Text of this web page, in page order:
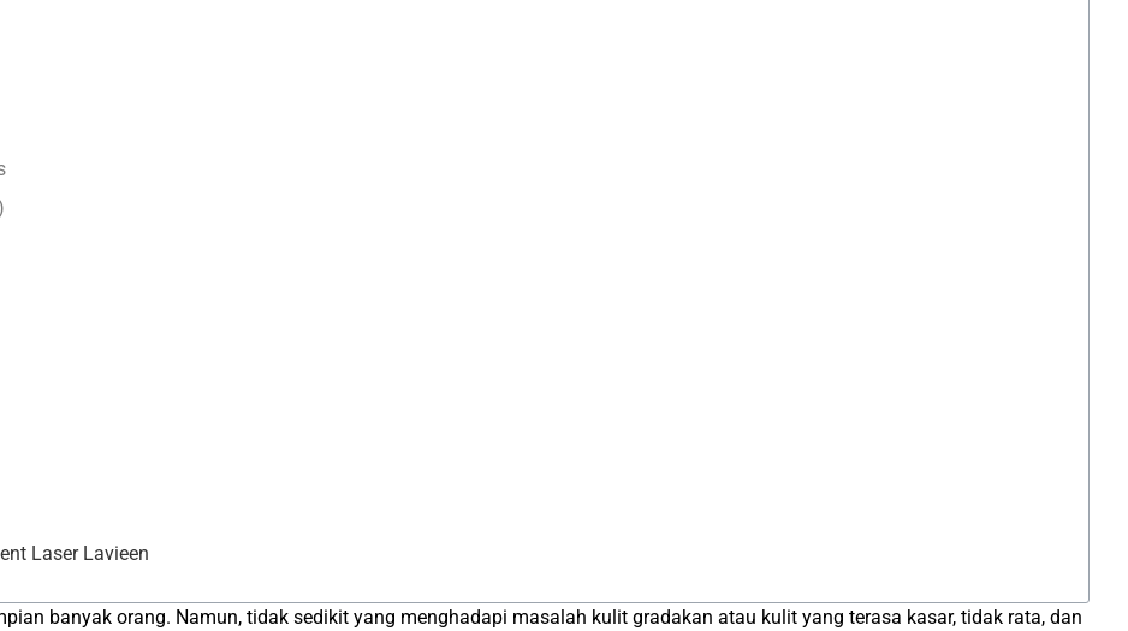
Laser Lavieen
banyak orang. Namun, tidak sedikit yang menghadapi masalah kulit gradakan atau kulit yang terasa kasar, tidak rata, dan